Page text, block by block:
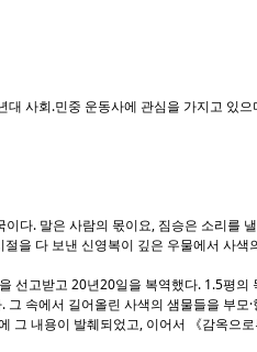
사회.민중 운동사에 관심을 가지고 있
다. 말은 사람의 몫이요, 짐승은 소리를
을 다 보낸 신영복이 깊은 우물에서 사색
선고받고 20년20일을 복역했다. 1.5평의
속에서 길어올린 사색의 샘물들을 부모·
그 내용이 발췌되었고, 이어서 《감옥으